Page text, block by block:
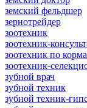
земский фельдшер
зернотрейдер
зоотехник
зоотехник-
зоотехник по
зоотехник-
зубной врач
зубной техник
зубной техник-